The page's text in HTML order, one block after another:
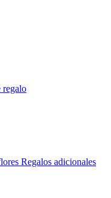
regalo
Regalos adicionales